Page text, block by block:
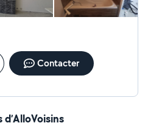
Contacter
d’AlloVoisins